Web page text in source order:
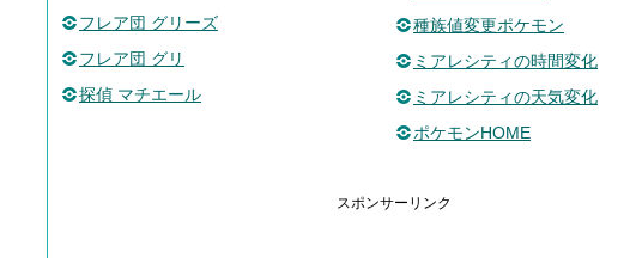
フレア団 グリーズ
フレア団 グリ
探偵 マチエール
種族値変更ポケモン
ミアレシティの時間変化
ミアレシティの天気変化
ポケモンHOME
スポンサーリンク